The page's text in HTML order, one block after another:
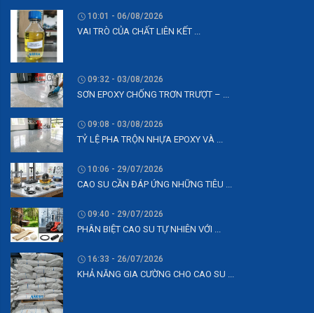
10:01 - 06/08/2026
VAI TRÒ CỦA CHẤT LIÊN KẾT ...
09:32 - 03/08/2026
SƠN EPOXY CHỐNG TRƠN TRƯỢT – ...
09:08 - 03/08/2026
TỶ LỆ PHA TRỘN NHỰA EPOXY VÀ ...
10:06 - 29/07/2026
CAO SU CẦN ĐÁP ỨNG NHỮNG TIÊU ...
09:40 - 29/07/2026
PHÂN BIỆT CAO SU TỰ NHIÊN VỚI ...
16:33 - 26/07/2026
KHẢ NĂNG GIA CƯỜNG CHO CAO SU ...